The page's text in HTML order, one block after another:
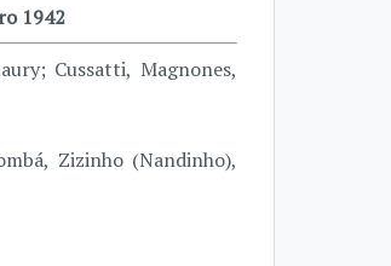
1942
Cussatti, Magnones,
Zizinho (Nandinho),